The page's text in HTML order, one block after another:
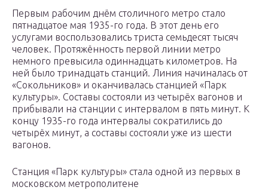
Первым рабочим днём столичного метро стало
пятнадцатое мая 1935-го года. В этот день его
услугами воспользовались триста семьдесят тысяч
человек. Протяжённость первой линии метро
немного превысила одиннадцать километров. На
ней было тринадцать станций. Линия начиналась от
«Сокольников» и оканчивалась станцией «Парк
культуры». Составы состояли из четырёх вагонов и
прибывали на станции с интервалом в пять минут. К
концу 1935-го года интервалы сократились до
четырёх минут, а составы состояли уже из шести
вагонов.
Станция «Парк культуры» стала одной из первых в
московском метрополитене